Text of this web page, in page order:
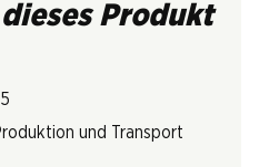
dieses Produkt
und Transport